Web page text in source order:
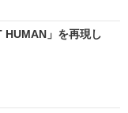
HUMAN」を再現し